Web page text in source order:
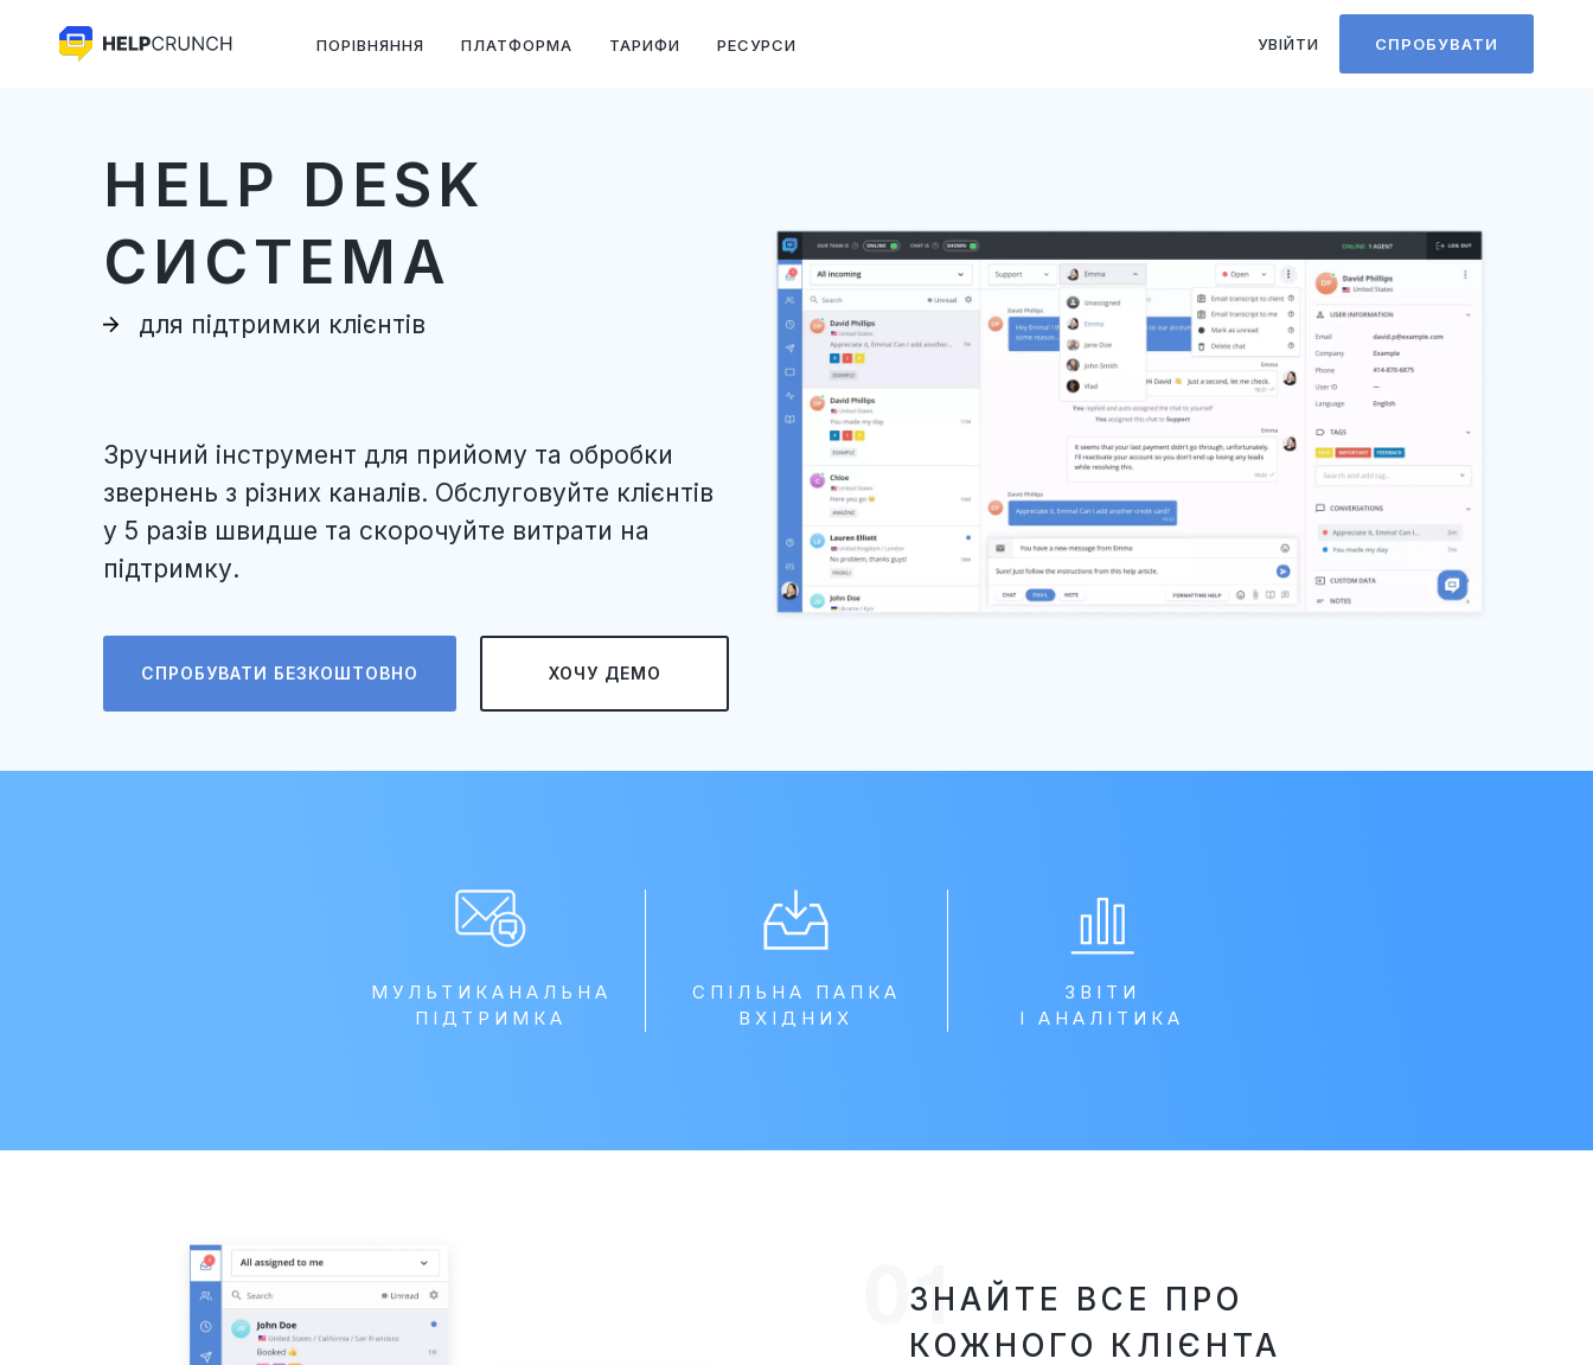
ПОРІВНЯННЯ ПЛАТФОРМА ТАРИФИ РЕСУРСИ УВІЙТИ СПРОБУВАТИ
HELP DESK
СИСТЕМА
для підтримки клієнтів
Зручний інструмент для прийому та обробки
звернень з різних каналів. Обслуговуйте клієнтів
у 5 разів швидше та скорочуйте витрати на
підтримку.
СПРОБУВАТИ БЕЗКОШТОВНО ХОЧУ ДЕМО
МУЛЬТИКАНАЛЬНА
ПІДТРИМКА
СПІЛЬНА ПАПКА
ВХІДНИХ
ЗВІТИ
І АНАЛІТИКА
ЗНАЙТЕ ВСЕ ПРО
КОЖНОГО КЛІЄНТА